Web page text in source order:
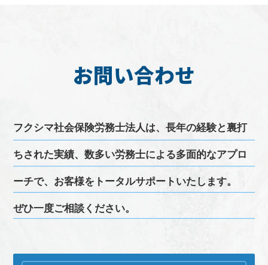
お問い合わせ
フクシマ社会保険労務士法人は、長年の経験と裏打
ちされた実績、数多い労務士による多面的なアプロ
ーチで、お客様をトータルサポートいたします。
ぜひ一度ご相談ください。